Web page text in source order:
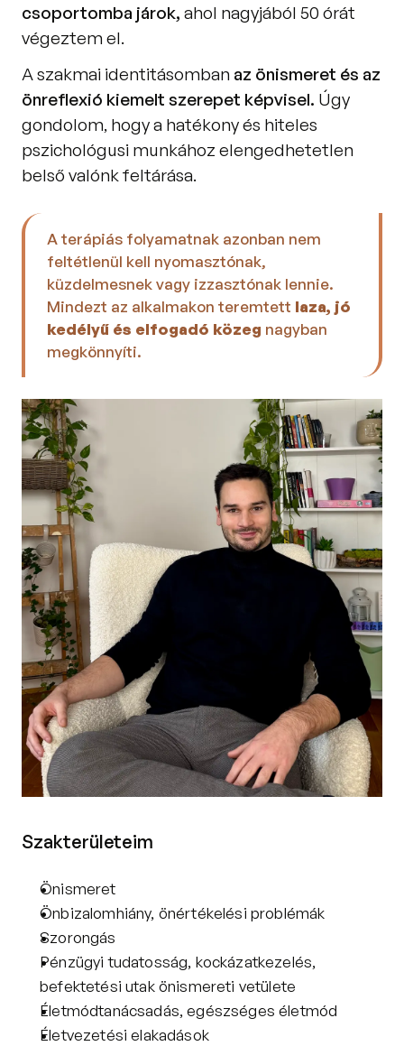
csoportomba járok, ahol nagyjából 50 órát
végeztem el.
A szakmai identitásomban az önismeret és az
önreflexió kiemelt szerepet képvisel. Úgy
gondolom, hogy a hatékony és hiteles
pszichológusi munkához elengedhetetlen
belső valónk feltárása.
A terápiás folyamatnak azonban nem
feltétlenül kell nyomasztónak,
küzdelmesnek vagy izzasztónak lennie.
Mindezt az alkalmakon teremtett laza, jó
kedélyű és elfogadó közeg nagyban
megkönnyíti.
Szakterületeim
Önismeret
Önbizalomhiány, önértékelési problémák
Szorongás
Pénzügyi tudatosság, kockázatkezelés,
befektetési utak önismereti vetülete
Életmódtanácsadás, egészséges életmód
Életvezetési elakadások